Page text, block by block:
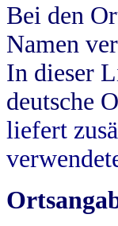
Bei den
Namen
In dieser
deutsche
liefert